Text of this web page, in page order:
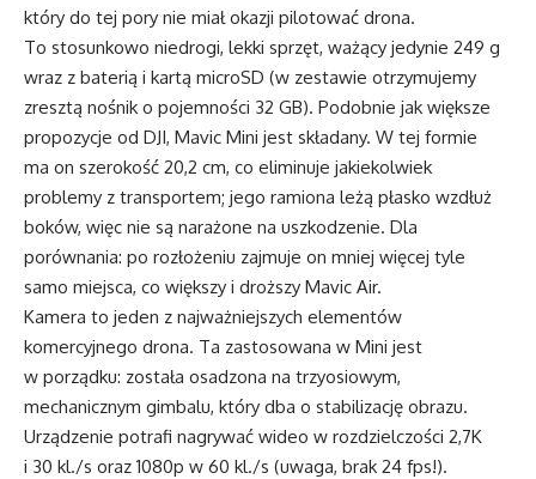
który do tej pory nie miał okazji pilotować drona.
To stosunkowo niedrogi, lekki sprzęt, ważący jedynie 249 g
wraz z baterią i kartą microSD (w zestawie otrzymujemy
zresztą nośnik o pojemności 32 GB). Podobnie jak większe
propozycje od DJI, Mavic Mini jest składany. W tej formie
ma on szerokość 20,2 cm, co eliminuje jakiekolwiek
problemy z transportem; jego ramiona leżą płasko wzdłuż
boków, więc nie są narażone na uszkodzenie. Dla
porównania: po rozłożeniu zajmuje on mniej więcej tyle
samo miejsca, co większy i droższy Mavic Air.
Kamera to jeden z najważniejszych elementów
komercyjnego drona. Ta zastosowana w Mini jest
w porządku: została osadzona na trzyosiowym,
mechanicznym gimbalu, który dba o stabilizację obrazu.
Urządzenie potrafi nagrywać wideo w rozdzielczości 2,7K
i 30 kl./s oraz 1080p w 60 kl./s (uwaga, brak 24 fps!).